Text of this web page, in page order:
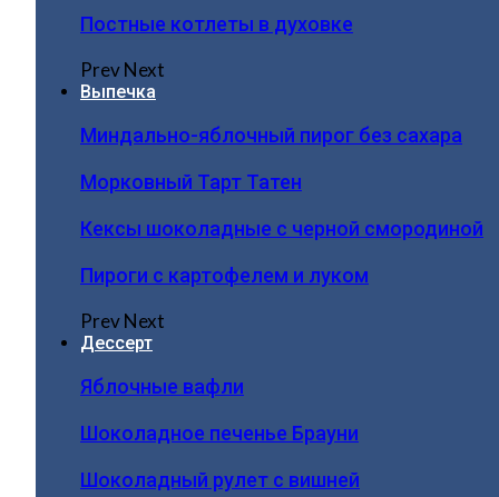
Постные котлеты в духовке
PrevNext
Выпечка
Миндально-яблочный пирог без сахара
Морковный Тарт Татен
Кексы шоколадные с черной смородиной
Пироги c картофелем и луком
PrevNext
Дессерт
Яблочные вафли
Шоколадное печенье Брауни
Шоколадный рулет с вишней